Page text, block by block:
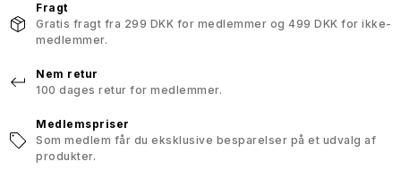
Fragt
Gratis fragt fra 299 DKK for medlemmer og 499 DKK for ikke-
medlemmer.
Nem retur
100 dages retur for medlemmer.
Medlemspriser
Som medlem får du eksklusive besparelser på et udvalg af
produkter.